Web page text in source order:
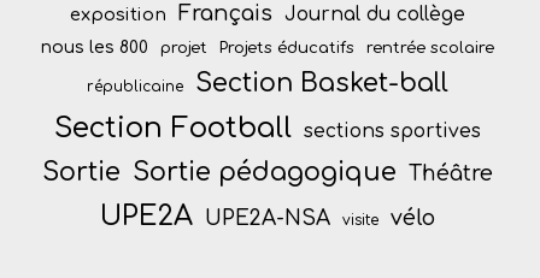
exposition Français Journal du collège
nous les 800 projet Projets éducatifs rentrée scolaire
républicaine Section Basket-ball
Section Football sections sportives
Sortie Sortie pédagogique Théâtre
UPE2A UPE2A-NSA visite vélo